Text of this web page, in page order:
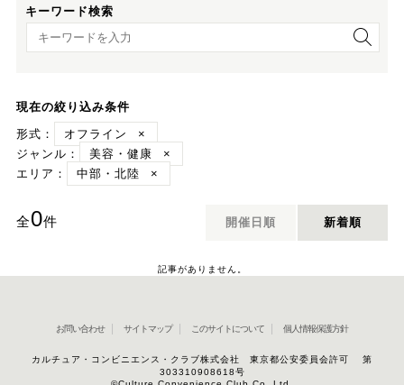
キーワード検索
キーワード検索
現在の絞り込み条件
形式：
オフライン
×
ジャンル：
美容・健康
×
エリア：
中部・北陸 ×
全0件 開催日順 新着順
記事がありません。
お問い合わせ サイトマップ このサイトについて 個人情報保護方針
カルチュア・コンビニエンス・クラブ株式会社 東京都公安委員会許可 第
303310908618号